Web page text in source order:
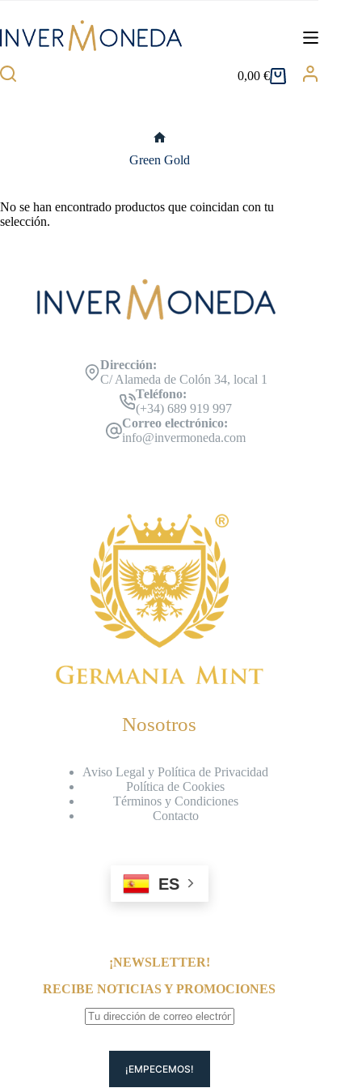
contenido
Carro
0,00€
Green Gold
No se han encontrado productos que coincidan con tu
selección.
Dirección:
C/ Alameda de Colón 34, local 1
Teléfono:
(+34) 689 919 997
Correo electrónico:
info@invermoneda.com
Nosotros
Aviso Legal y Política de Privacidad
Política de Cookies
Términos y Condiciones
Contacto
ES
¡NEWSLETTER!
RECIBE NOTICIAS Y PROMOCIONES